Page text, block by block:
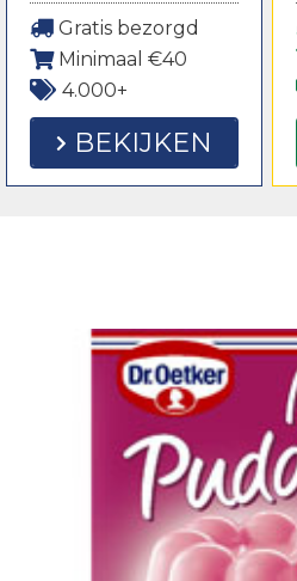
Gratis bezorgd
Minimaal €40
4.000+
BEKIJKEN